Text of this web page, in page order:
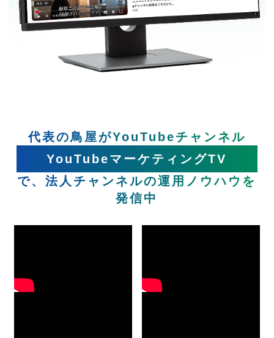
代表の鳥屋がYouTubeチャンネル
YouTubeマーケティングTV
で、法人チャンネルの運用ノウハウを
発信中